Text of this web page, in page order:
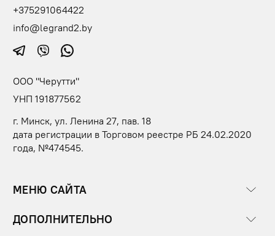
+375291064422
info@legrand2.by
ООО "Черутти"
УНП 191877562
г. Минск, ул. Ленина 27, пав. 18
дата регистрации в Торговом реестре РБ 24.02.2020
года, №474545.
МЕНЮ САЙТА
ДОПОЛНИТЕЛЬНО